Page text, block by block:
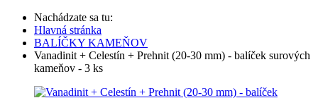
Nachádzate sa tu:
Hlavná stránka
BALÍČKY KAMEŇOV
Vanadinit + Celestín + Prehnit (20-30 mm) - balíček surových
kameňov - 3 ks